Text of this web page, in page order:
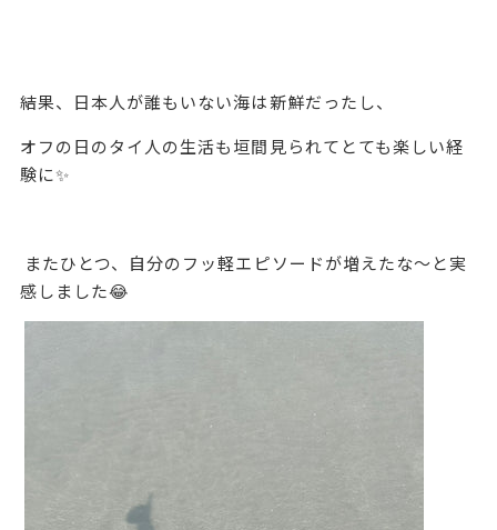
結果、日本人が誰もいない海は新鮮だったし、
オフの日のタイ人の生活も垣間見られてとても楽しい経
験に✨
またひとつ、自分のフッ軽エピソードが増えたな～と実
感しました😂